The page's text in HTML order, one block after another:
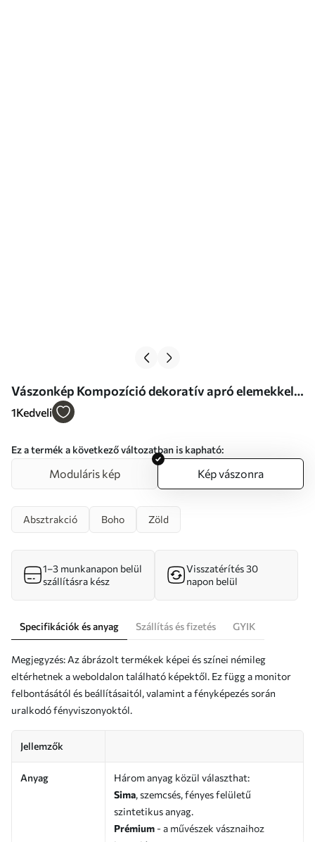
Vászonkép Kompozíció dekoratív apró elemekkel
Nr s46653
1Kedveli
Ez a termék a következő változatban is kapható:
Moduláris kép Kép vászonra
Absztrakció Boho Zöld
1–3 munkanapon belül
szállításra kész
Visszatérítés 30
napon belül
Specifikációk és anyag Szállítás és fizetés GYIK
Megjegyzés: Az ábrázolt termékek képei és színei némileg
eltérhetnek a weboldalon található képektől. Ez függ a monitor
felbontásától és beállításaitól, valamint a fényképezés során
uralkodó fényviszonyoktól.
Jellemzők
Anyag
Három anyag közül választhat:
Sima, szemcsés, fényes felületű
szintetikus anyag.
Prémium - a művészek vásznaihoz